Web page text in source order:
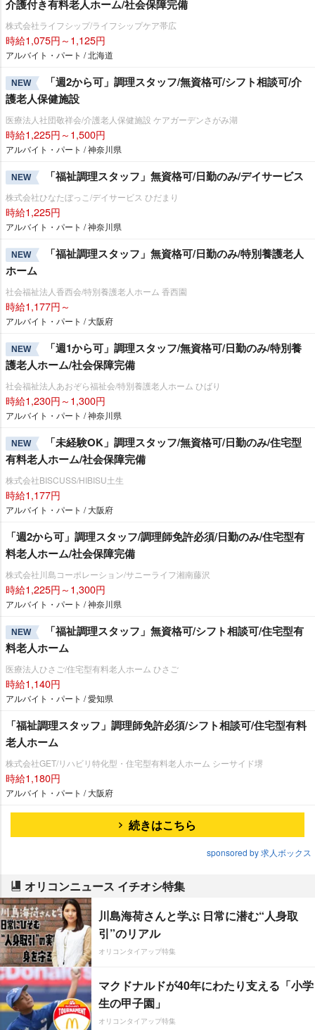
介護付き有料老人ホーム/社会保障完備
株式会社ライフシップ/ライフシップケア帯広
時給1,075円～1,125円
アルバイト・パート / 北海道
NEW
「週2から可」調理スタッフ/無資格可/シフト相談可/介
護老人保健施設
医療法人社団敬祥会/介護老人保健施設 ケアガーデンさがみ湖
時給1,225円～1,500円
アルバイト・パート / 神奈川県
NEW 「福祉調理スタッフ」無資格可/日勤のみ/デイサービス
株式会社ひなたぼっこ/デイサービス ひだまり
時給1,225円
アルバイト・パート / 神奈川県
NEW
「福祉調理スタッフ」無資格可/日勤のみ/特別養護老人
ホーム
社会福祉法人香西会/特別養護老人ホーム 香西園
時給1,177円～
アルバイト・パート / 大阪府
NEW
「週1から可」調理スタッフ/無資格可/日勤のみ/特別養
護老人ホーム/社会保障完備
社会福祉法人あおぞら福祉会/特別養護老人ホーム ひばり
時給1,230円～1,300円
アルバイト・パート / 神奈川県
NEW
「未経験OK」調理スタッフ/無資格可/日勤のみ/住宅型
有料老人ホーム/社会保障完備
株式会社BISCUSS/HIBISU土生
時給1,177円
アルバイト・パート / 大阪府
「週2から可」調理スタッフ/調理師免許必須/日勤のみ/住宅型有
料老人ホーム/社会保障完備
株式会社川島コーポレーション/サニーライフ湘南藤沢
時給1,225円～1,300円
アルバイト・パート / 神奈川県
NEW
「福祉調理スタッフ」無資格可/シフト相談可/住宅型有
料老人ホーム
医療法人ひさご/住宅型有料老人ホーム ひさご
時給1,140円
アルバイト・パート / 愛知県
「福祉調理スタッフ」調理師免許必須/シフト相談可/住宅型有料
老人ホーム
株式会社GET/リハビリ特化型・住宅型有料老人ホーム シーサイド堺
時給1,180円
アルバイト・パート / 大阪府
続きはこちら
sponsored by 求人ボックス
オリコンニュース イチオシ特集
川島海荷さんと学ぶ 日常に潜む“人身取
引”のリアル
オリコンタイアップ特集
マクドナルドが40年にわたり支える「小学
生の甲子園」
オリコンタイアップ特集